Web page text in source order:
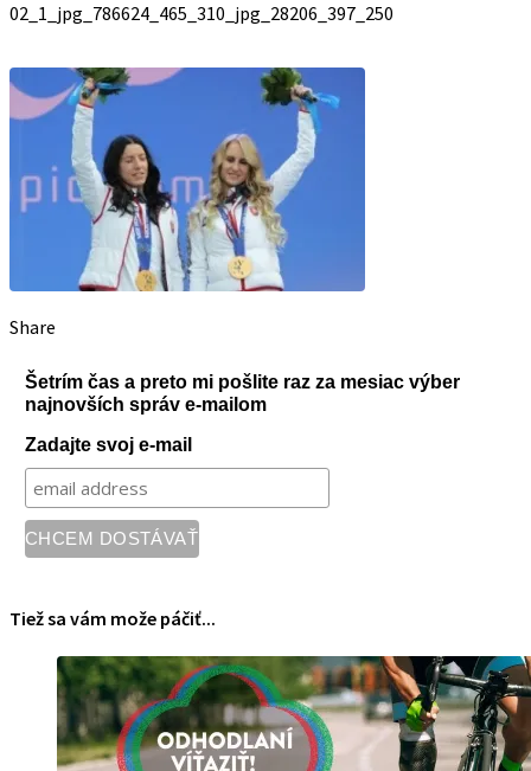
02_1_jpg_786624_465_310_jpg_28206_397_250
Share
Šetrím čas a preto mi pošlite raz za mesiac výber
najnovších správ e-mailom
Zadajte svoj e-mail
Tiež sa vám može páčiť...